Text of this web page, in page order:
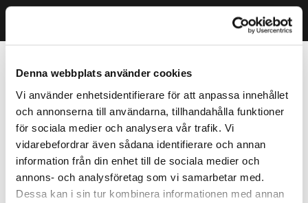
Denna webbplats använder cookies
Vi använder enhetsidentifierare för att anpassa innehållet
och annonserna till användarna, tillhandahålla funktioner
för sociala medier och analysera vår trafik. Vi
vidarebefordrar även sådana identifierare och annan
information från din enhet till de sociala medier och
annons- och analysföretag som vi samarbetar med.
Dessa kan i sin tur kombinera informationen med annan